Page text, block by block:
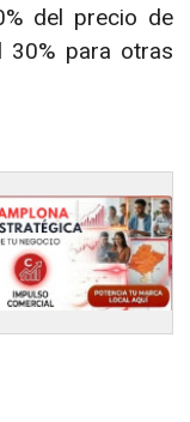
del precio de
30% para otras